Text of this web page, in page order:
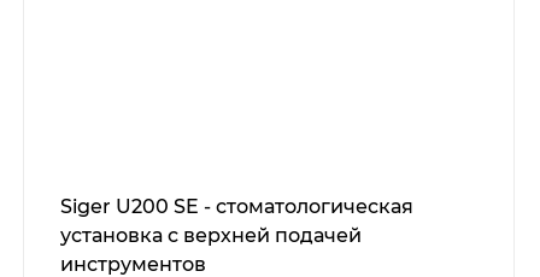
Siger U200 SE - стоматологическая
установка с верхней подачей
инструментов